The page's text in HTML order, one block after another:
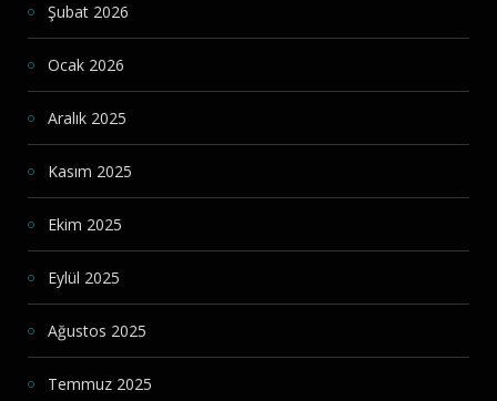
Şubat 2026
Ocak 2026
Aralık 2025
Kasım 2025
Ekim 2025
Eylül 2025
Ağustos 2025
Temmuz 2025